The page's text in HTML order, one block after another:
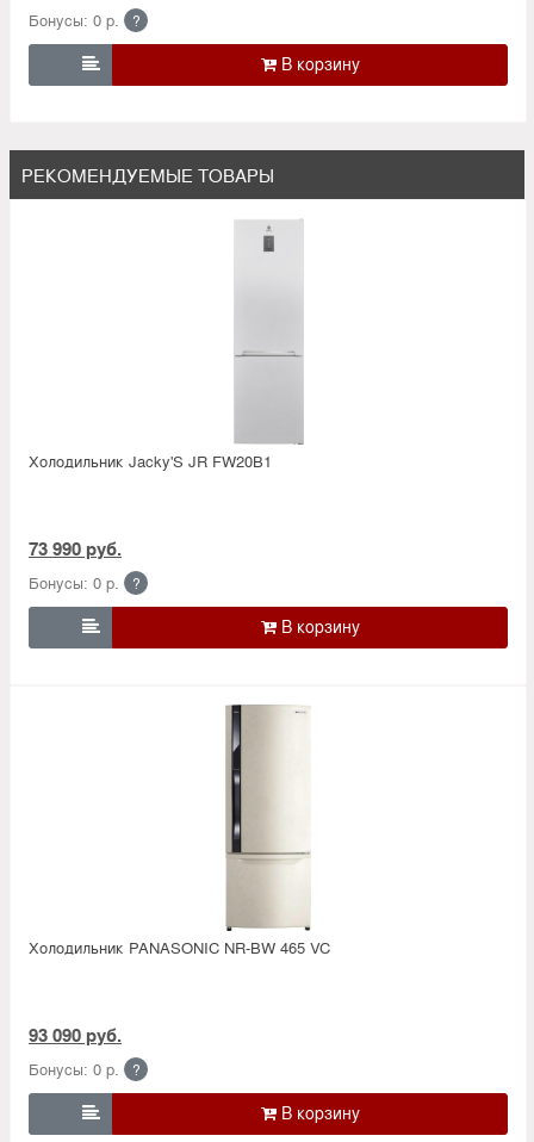
Бонусы: 0 р. ?

РЕКОМЕНДУЕМЫЕ ТОВАРЫ
Холодильник Jacky'S JR FW20B1
73 990 руб.
Бонусы: 0 р. ?

Холодильник PANASONIC NR-BW 465 VC
93 090 руб.
Бонусы: 0 р. ?
